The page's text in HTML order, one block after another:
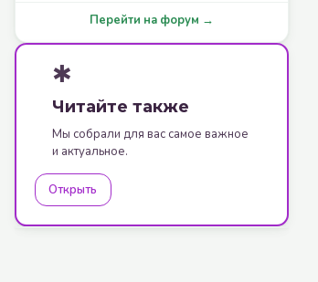
Перейти на форум →
✱
Читайте также
Мы собрали для вас самое важное
и актуальное.
Открыть